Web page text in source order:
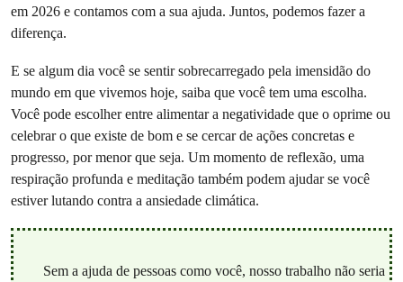
em 2026 e contamos com a sua ajuda. Juntos, podemos fazer a
diferença.
E se algum dia você se sentir sobrecarregado pela imensidão do
mundo em que vivemos hoje, saiba que você tem uma escolha.
Você pode escolher entre alimentar a negatividade que o oprime ou
celebrar o que existe de bom e se cercar de ações concretas e
progresso, por menor que seja. Um momento de reflexão, uma
respiração profunda e meditação também podem ajudar se você
estiver lutando contra a ansiedade climática.
Sem a ajuda de pessoas como você, nosso trabalho não seria